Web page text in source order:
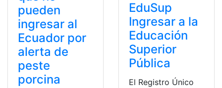
pueden
ingresar al
Ecuador por
alerta de
peste
porcina
EduSup
Ingresar a la
Educación
Superior
Pública
El Registro Único